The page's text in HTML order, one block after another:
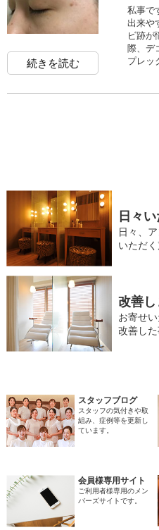
続きを読む
私事で
出来や
ビ跡が
際、デ
プレッ
日々
日々、
いただく
改善し
お寄せい
改善した
スタッフブログ
スタッフの気付きや取
組み、症例等を更新し
ています。
会員様専用サイト
ご利用者様専用のメン
バーズサイトです。